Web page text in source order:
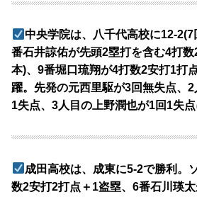
中央学院は、八千代高校に12-
番石井諒佑が先頭2塁打を含む4打
本)、9番堀口琉翔が4打数2安打1打
躍。先発の元西里駆が3回無失点、
1失点、3人目の上野潤也が1回1失点
成田高校は、成東に5-2で勝利。
数2安打2打点＋1盗塁、6番石川瑛